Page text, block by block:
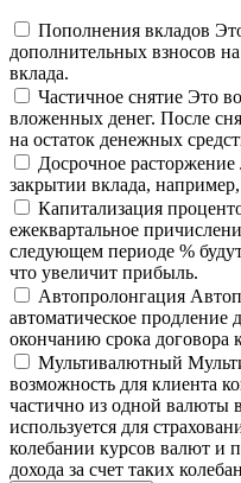
Пополнения вкладов
дополнительных взносов
вклада.
Частичное снятие Это
вложенных денег. После
на остаток денежных
Досрочное расторжение
закрытии вклада,
Капитализация
ежеквартальное
следующем периоде %
что увеличит прибыль.
Автопролонгация
автоматическое продление
окончанию срока договора
Мультивалютный
возможность для клиента
частично из одной валюты
используется для
колебании курсов валют и
дохода за счет таких